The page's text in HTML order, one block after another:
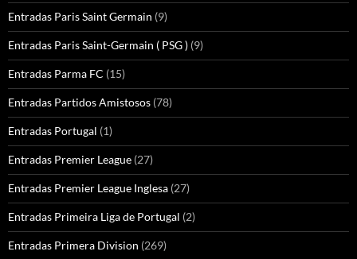
Entradas Paris Saint Germain (9)
Entradas Paris Saint-Germain ( PSG ) (9)
Entradas Parma FC (15)
Entradas Partidos Amistosos (78)
Entradas Portugal (1)
Entradas Premier League (27)
Entradas Premier League Inglesa (27)
Entradas Primeira Liga de Portugal (2)
Entradas Primera Division (269)